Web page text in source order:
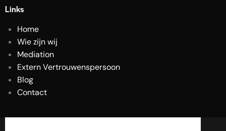
Links
Home
Wie zijn wij
Mediation
Extern Vertrouwenspersoon
Blog
Contact